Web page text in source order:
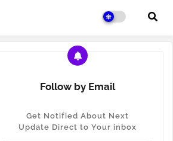
Follow by Email
Get Notified About Next
Update Direct to Your inbox